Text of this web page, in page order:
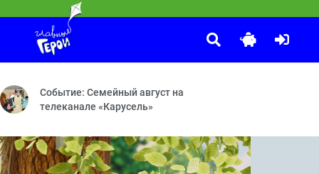
и волшебном стилусе — Дело о Прыжке во времени —
гость — Бум-бум-барашек — Аттракцион — Тайное общество
Смешарики
Принц для Нюши — Двигатель прогресса — Как здорово
Событие: Семейный август на
телеканале «Карусель»